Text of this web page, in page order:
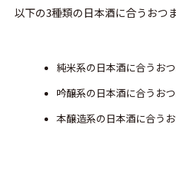
以下の3種類の日本酒に合うおつ
純米系の日本酒に合うお
吟醸系の日本酒に合うお
本醸造系の日本酒に合う